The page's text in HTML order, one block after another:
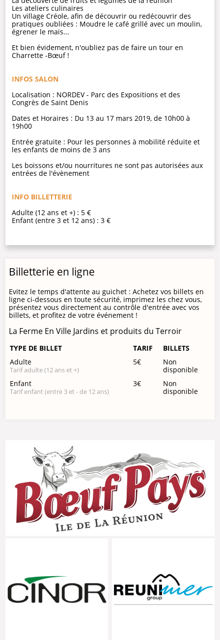
Les ateliers culinaires
Un village Créole, afin de découvrir ou redécouvrir des
pratiques oubliées : Moudre le café grillé avec un moulin,
égrener le maïs...
Et bien évidement, n'oubliez pas de faire un tour en
Charrette -Bœuf !
INFOS SALON
Localisation : NORDEV - Parc des Expositions et des
Congrès de Saint Denis
Dates et Horaires : Du 13 au 17 mars 2019, de 10h00 à
19h00
Entrée gratuite : Pour les personnes à mobilité réduite et
les enfants de moins de 3 ans
Les boissons et/ou nourritures ne sont pas autorisées aux
entrées de l'évènement
INFO BILLETTERIE
Adulte (12 ans et +) : 5 €
Enfant (entre 3 et 12 ans) : 3 €
Billetterie en ligne
Evitez le temps d'attente au guichet : Achetez vos billets en
ligne ci-dessous en toute sécurité, imprimez les chez vous,
présentez vous directement au contrôle d'entrée avec vos
billets, et profitez de votre événement !
La Ferme En Ville Jardins et produits du Terroir
TYPE DE BILLET TARIF
BILLETS
Adulte
Tarif adulte (12 ans et +)
5€
Non
disponible
Enfant
Tarif enfant (entre 3 et - de 12 ans)
3€
Non
disponible